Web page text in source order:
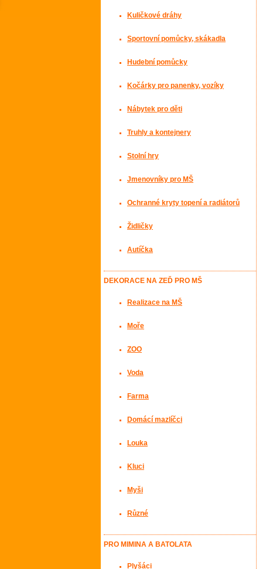
Kuličkové dráhy
Sportovní pomůcky, skákadla
Hudební pomůcky
Kočárky pro panenky, vozíky
Nábytek pro děti
Truhly a kontejnery
Stolní hry
Jmenovníky pro MŠ
Ochranné kryty topení a radiátorů
Židličky
Autíčka
DEKORACE NA ZEĎ PRO MŠ
Realizace na MŠ
Moře
ZOO
Voda
Farma
Domácí mazlíčci
Louka
Kluci
Myši
Různé
PRO MIMINA A BATOLATA
Plyšáci